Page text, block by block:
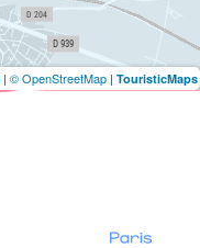
| © OpenStreetMap | TouristicMaps